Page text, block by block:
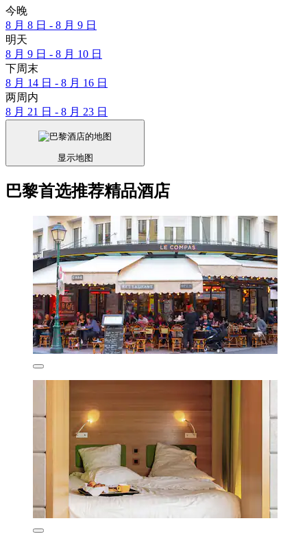
今晚
8 月 8 日 - 8 月 9 日
明天
8 月 9 日 - 8 月 10 日
下周末
8 月 14 日 - 8 月 16 日
两周内
8 月 21 日 - 8 月 23 日
显示地图
巴黎首选推荐精品酒店